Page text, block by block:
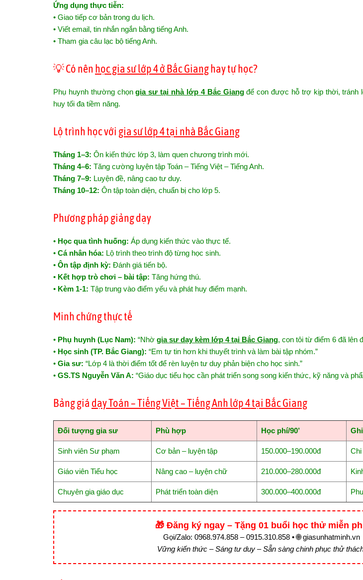
Ứng dụng thực tiễn:
• Giao tiếp cơ bản trong du lịch.
• Viết email, tin nhắn ngắn bằng tiếng Anh.
• Tham gia câu lạc bộ tiếng Anh.
💡 Có nênhọc gia sư lớp 4 ở Bắc Gianghay tự học?
Phụ huynh thường chọngia sư tại nhà lớp 4 Bắc Giangđể con được hỗ trợ kịp thời, tránh
huy tối đa tiềm năng.
Lộ trình học với gia sư lớp 4 tại nhà Bắc Giang
Tháng 1–3: Ôn kiến thức lớp 3, làm quen chương trình mới.
Tháng 4–6: Tăng cường luyện tập Toán – Tiếng Việt – Tiếng Anh.
Tháng 7–9: Luyện đề, nâng cao tư duy.
Tháng 10–12: Ôn tập toàn diện, chuẩn bị cho lớp 5.
Phương pháp giảng dạy
• Học qua tình huống: Áp dụng kiến thức vào thực tế.
• Cá nhân hóa: Lộ trình theo trình độ từng học sinh.
• Ôn tập định kỳ: Đánh giá tiến bộ.
• Kết hợp trò chơi – bài tập: Tăng hứng thú.
• Kèm 1-1: Tập trung vào điểm yếu và phát huy điểm mạnh.
Minh chứng thực tế
• Phụ huynh (Lục Nam): “Nhờ gia sư dạy kèm lớp 4 tại Bắc Giang, con tôi từ điểm 6 đã lên
• Học sinh (TP. Bắc Giang): “Em tự tin hơn khi thuyết trình và làm bài tập nhóm.”
• Gia sư: “Lớp 4 là thời điểm tốt để rèn luyện tư duy phản biện cho học sinh.”
• GS.TS Nguyễn Văn A: “Giáo dục tiểu học cần phát triển song song kiến thức, kỹ năng và
Bảng giá dạy Toán – Tiếng Việt – Tiếng Anh lớp 4 tại Bắc Giang
Đối tượng gia sư Phù hợp Học phí/90’
Sinh viên Sư phạm Cơ bản – luyện tập 150.000–190.000đ
Giáo viên Tiểu học Nâng cao – luyện chữ 210.000–280.000đ
Chuyên gia giáo dục Phát triển toàn diện 300.000–400.000đ
🎁 Đăng ký ngay – Tặng 01 buổi học thử miễn
Gọi/Zalo: 0968.974.858 – 0915.310.858 • 🌐 giasunhatminh.vn
Vững kiến thức – Sáng tư duy – Sẵn sàng chinh phục thử